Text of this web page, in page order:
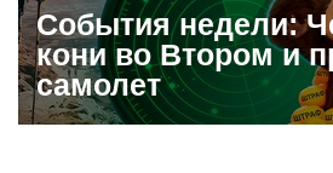
События недели:
кони во Втором и
самолет